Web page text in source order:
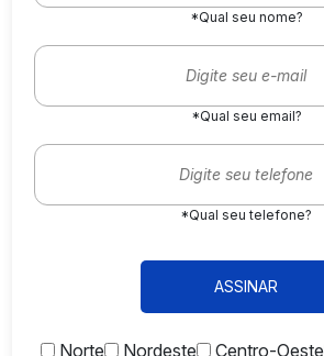
*Qual seu nome?
*Qual seu email?
*Qual seu telefone?
ASSINAR
Norte Nordeste Centro-Oeste